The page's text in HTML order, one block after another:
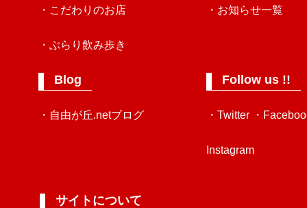
・こだわりのお店
・ぶらり飲み歩き
Blog
・自由が丘.netブログ
・お知らせ一覧
Follow us !!
・Twitter ・
Instagram
サイトについて